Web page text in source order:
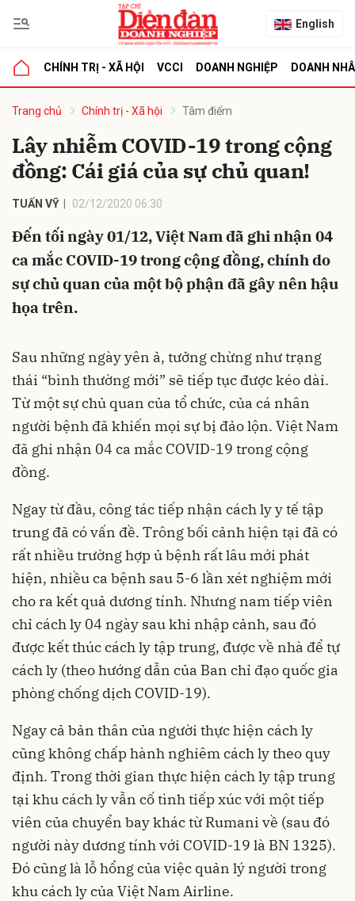
English
CHÍNH TRỊ - XÃ HỘI VCCI DOANH NGHIỆP DOANH
Trang chủ Chính trị - Xã hội Tâm điểm
Lây nhiễm COVID-19 trong cộng
đồng: Cái giá của sự chủ quan!
TUẤN VỸ 02/12/2020 06:30
Đến tối ngày 01/12, Việt Nam đã ghi nhận 04
ca mắc COVID-19 trong cộng đồng, chính do
sự chủ quan của một bộ phận đã gây nên hậu
họa trên.
Sau những ngày yên ả, tưởng chừng như trạng
thái “bình thường mới” sẽ tiếp tục được kéo dài.
Từ một sự chủ quan của tổ chức, của cá nhân
người bệnh đã khiến mọi sự bị đảo lộn. Việt Nam
đã ghi nhận 04 ca mắc COVID-19 trong cộng
đồng.
Ngay từ đầu, công tác tiếp nhận cách ly y tế tập
trung đã có vấn đề. Trông bối cảnh hiện tại đã có
rất nhiều trường hợp ủ bệnh rất lâu mới phát
hiện, nhiều ca bệnh sau 5-6 lần xét nghiệm mới
cho ra kết quả dương tính. Nhưng nam tiếp viên
chỉ cách ly 04 ngày sau khi nhập cảnh, sau đó
được kết thúc cách ly tập trung, được về nhà để tự
cách ly (theo hướng dẫn của Ban chỉ đạo quốc gia
phòng chống dịch COVID-19).
Ngay cả bản thân của người thực hiện cách ly
cũng không chấp hành nghiêm cách ly theo quy
định. Trong thời gian thực hiện cách ly tập trung
tại khu cách ly vẫn cố tình tiếp xúc với một tiếp
viên của chuyển bay khác từ Rumani về (sau đó
người này dương tính với COVID-19 là BN 1325).
Đó cũng là lỗ hổng của việc quản lý người trong
khu cách ly của Việt Nam Airline.
luận
Hủy